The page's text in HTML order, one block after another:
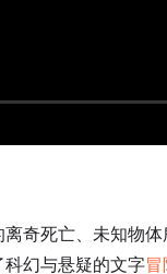
奇死亡、未知物
幻与悬疑的文字冒